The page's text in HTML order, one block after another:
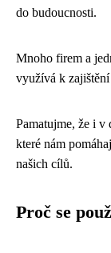
do budoucnosti.
Mnoho firem a
využívá k
Pamatujme, že i v
které nám
našich cílů.
Proč se